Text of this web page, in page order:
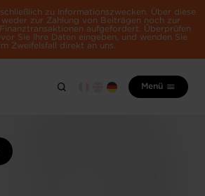
zu Informationszwecken. Über diese
zur Zahlung von Beiträgen noch zur
aufgefordert. Überprüfen
Sie Ihre Daten eingeben, und wenden Sie
Zweifelsfall direkt an uns.
Menü